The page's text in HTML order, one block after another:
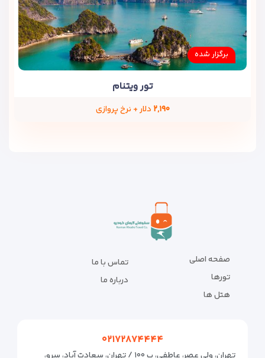
برگزار شده
تور ویتنام
۲,۱۹۰ دلار + نرخ پروازی
صفحه اصلی
تورها
هتل ها
تماس با ما
درباره ما
۰۲۱۷۲۸۷۴۴۴۴
تهران، ولی عصر، عاطفی، پ ۱۰۰ / تهران، سعادت آباد، سرو،